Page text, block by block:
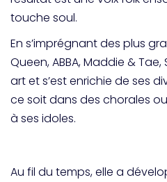
touche soul.
En s’imprégnant des plus
Queen, ABBA, Maddie &
art et s’est enrichie de ses
ce soit dans des chorales
à ses idoles.
Au fil du temps, elle a